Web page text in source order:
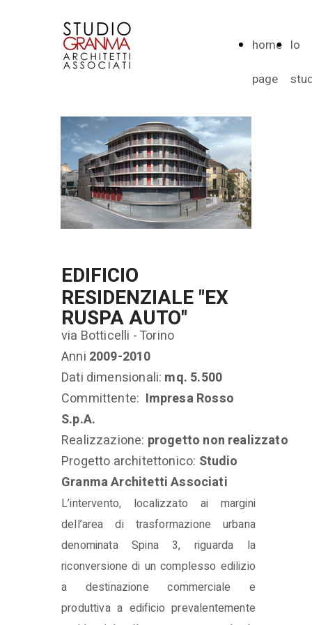
home
page
lo
EDIFICIO
RESIDENZIALE "EX
RUSPA AUTO"
via Botticelli - Torino
Anni 2009-2010
Dati dimensionali: mq. 5.500
Committente: Impresa Rosso
S.p.A.
Realizzazione: progetto non realizzato
Progetto architettonico: Studio
Granma Architetti Associati
L’intervento, localizzato ai margini
dell’area di trasformazione urbana
denominata Spina 3, riguarda la
riconversione di un complesso edilizio
a destinazione commerciale e
produttiva a edificio prevalentemente